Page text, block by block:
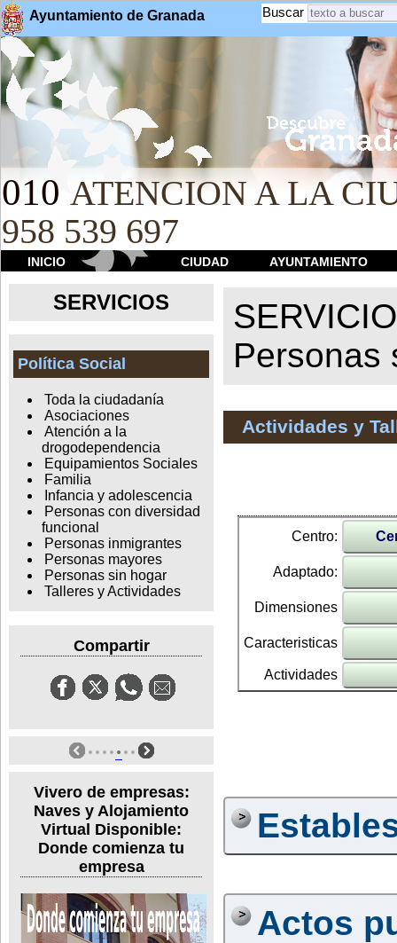
Ayuntamiento de Granada Buscar
010 ATENCION A LA
958 539 697
INICIO CIUDAD AYUNTAMIENTO
SERVICIOS
Política Social
Toda la ciudadanía
Asociaciones
Atención a la
drogodependencia
Equipamientos Sociales
Familia
Infancia y adolescencia
Personas con diversidad
funcional
Personas inmigrantes
Personas mayores
Personas sin hogar
Talleres y Actividades
Compartir
Vivero de empresas:
Naves y Alojamiento
Virtual Disponible:
Donde comienza tu
empresa
Personas
Actividades y
Centro:
Adaptado:
Dimensiones
Caracteristicas
Actividades
Actos